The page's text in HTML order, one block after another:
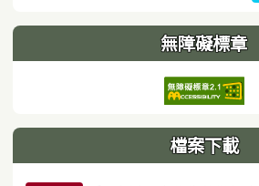
無障礙標章
檔案下載